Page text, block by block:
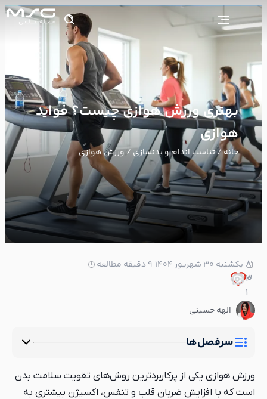
بهتری ورزش هوازی چیست؟ فواید
هوازی
خانه/تناسب اندام و بدنسازی / ورزش هوازی
یکشنبه ۳۰ شهریور ۱۴۰۴ 9 دقیقه مطالعه
0
0
8
3
1
الهه حسینی
سرفصل‌ها
ورزش هوازی یکی از پرکاربردترین روش‌های تقویت سلامت بدن
است که با افزایش ضربان قلب و تنفس، اکسیژن بیشتری به